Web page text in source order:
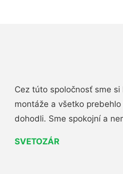
Cez túto spoločnosť sme
montáže a všetko
dohodli. Sme spokojní a
SVETOZÁR